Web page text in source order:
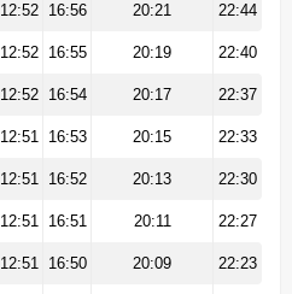
12:52 16:56 20:21 22:44
12:52 16:55 20:19 22:40
12:52 16:54 20:17 22:37
12:51 16:53 20:15 22:33
12:51 16:52 20:13 22:30
12:51 16:51 20:11 22:27
12:51 16:50 20:09 22:23